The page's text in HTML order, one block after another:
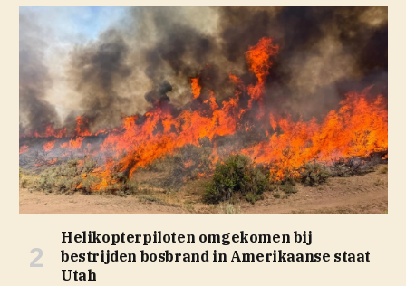
Helikopterpiloten omgekomen bij
bestrijden bosbrand in Amerikaanse staat
Utah